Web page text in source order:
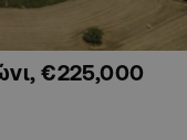
€225,000